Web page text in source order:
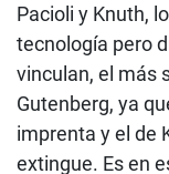
Pacioli y Knuth,
tecnología pero
vinculan, el más
Gutenberg, ya
imprenta y el de
extingue. Es en